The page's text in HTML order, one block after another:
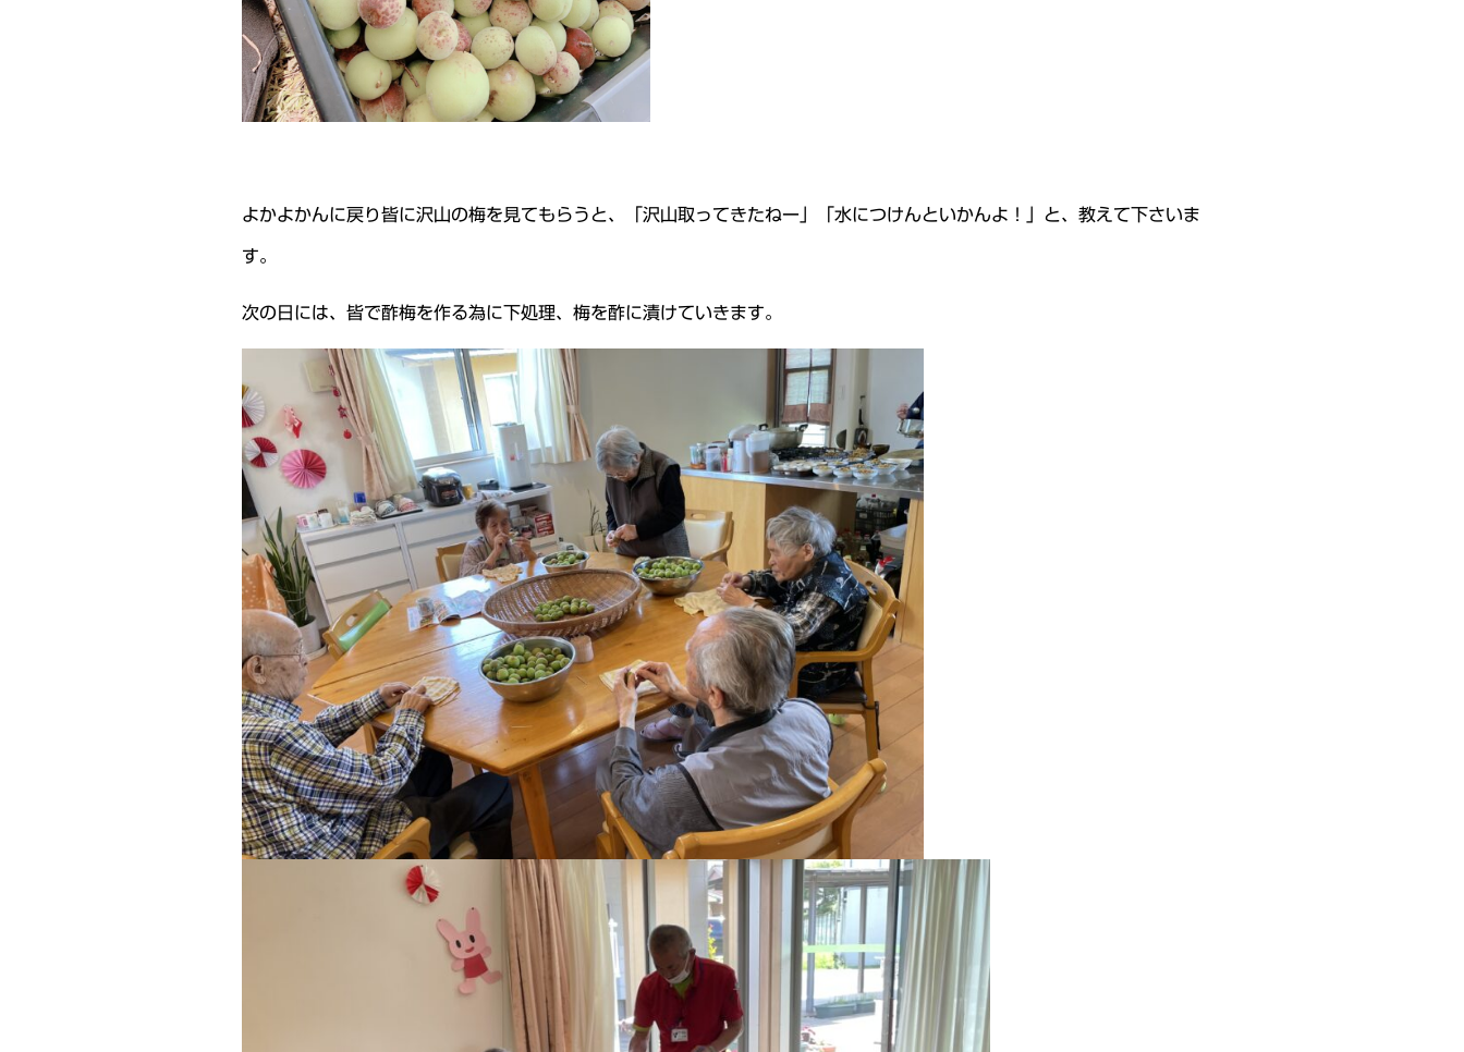
よかよかんに戻り皆に沢山の梅を見てもらうと、「沢山取ってきたねー」「水につけんといかんよ！」と、教えて下さいま
す。
次の日には、皆で酢梅を作る為に下処理、梅を酢に漬けていきます。